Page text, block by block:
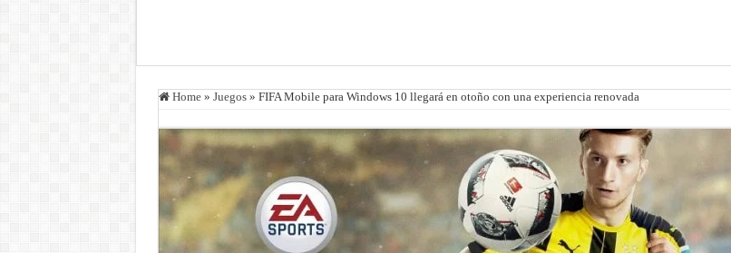
Home » Juegos » FIFA Mobile para Windows 10 llegará en otoño con una experiencia renovada